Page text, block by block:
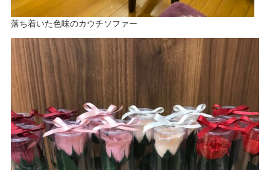
落ち着いた色味のカウチソファー